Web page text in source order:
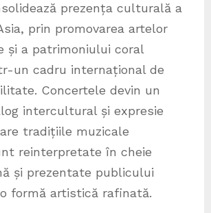
prezența culturală a
prin promovarea artelor
și a patrimoniului coral
un cadru internațional de
Concertele devin un
intercultural și expresie
tradițiile muzicale
reinterpretate în cheie
și prezentate publicului
formă artistică rafinată.